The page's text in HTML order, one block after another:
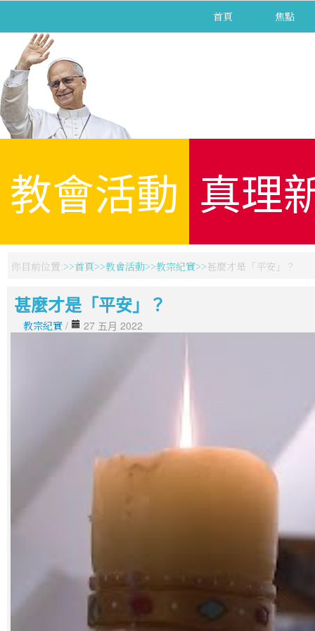
首頁 焦點
教會活動 真理
你目前位置: 首頁 教會活動 教宗紀實 甚麼才是「平安」？
甚麼才是「平安」？
教宗紀實 / 27 五月 2022